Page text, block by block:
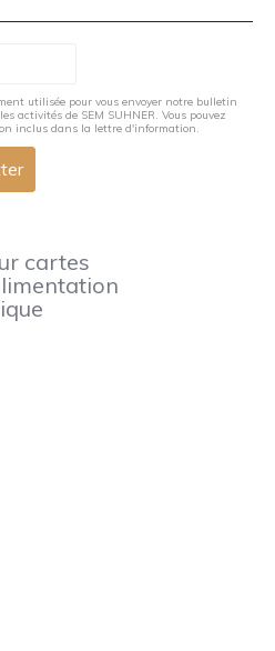
utilisée pour vous envoyer notre bulletin
activités de SEM SUHNER. Vous pouvez
inclus dans la lettre d'information.
cartes